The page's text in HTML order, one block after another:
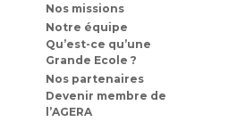
Nos missions
Notre équipe
Qu’est-ce qu’une
Grande Ecole ?
Nos partenaires
Devenir membre de
l’AGERA